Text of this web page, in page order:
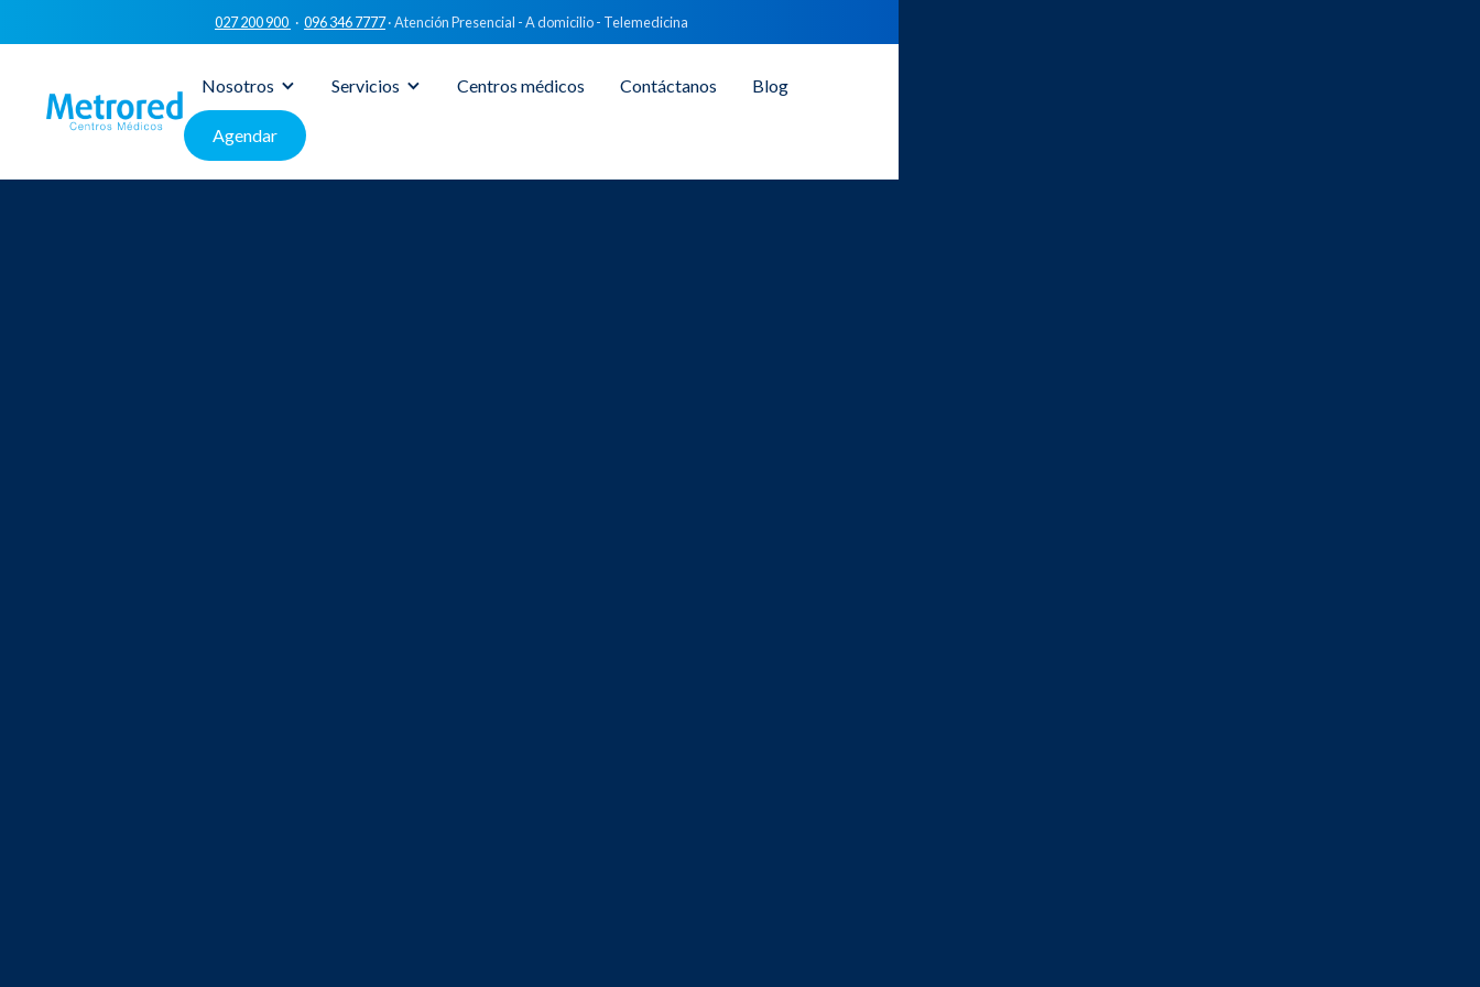
027 200 900 · 096 346 7777· Atención Presencial - A domicilio - Telemedicina
Nosotros Servicios Centros médicos Contáctanos Blog
Agendar